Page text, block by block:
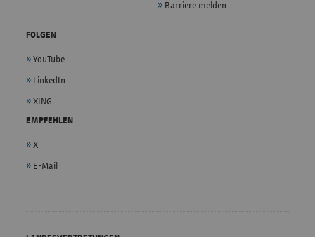
Barriere melden
FOLGEN
YouTube
LinkedIn
XING
EMPFEHLEN
X
E-Mail